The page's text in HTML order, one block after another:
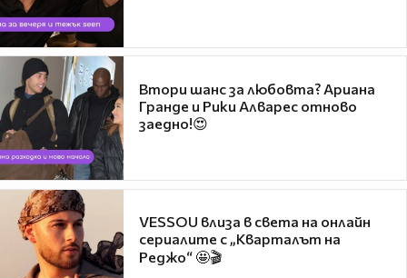
Втори шанс за любовта? Ариана
Гранде и Рики Алварес отново
заедно!😍
VESSOU влиза в света на онлайн
сериалите с „Кварталът на
Реджо“ 🤩🎬